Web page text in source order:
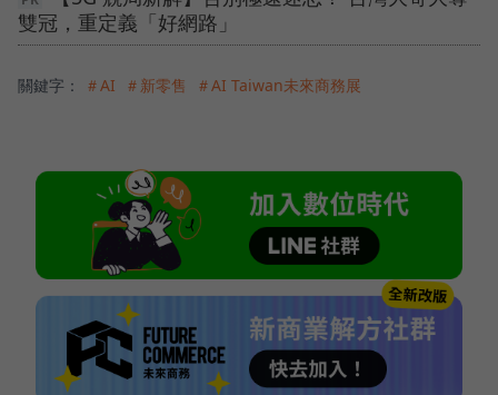
雙冠，重定義「好網路」
關鍵字： ＃AI ＃新零售 ＃AI Taiwan未來商務展